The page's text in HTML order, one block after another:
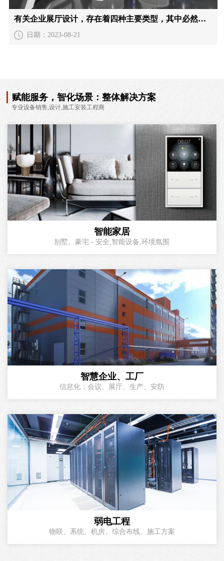
有关企业展厅设计，存在着四种主要类型，其中必然有一种适合您的需求
日期：2023-08-21
赋能服务，智化场景：整体解决方案
专业设备销售,设计,施工安装工程商
智能家居
别墅、豪宅 - 安全,智能设备,环境氛围
智慧企业、工厂
信息化：会议、展厅、生产、安防
弱电工程
物联、系统、机房、综合布线、施工方案